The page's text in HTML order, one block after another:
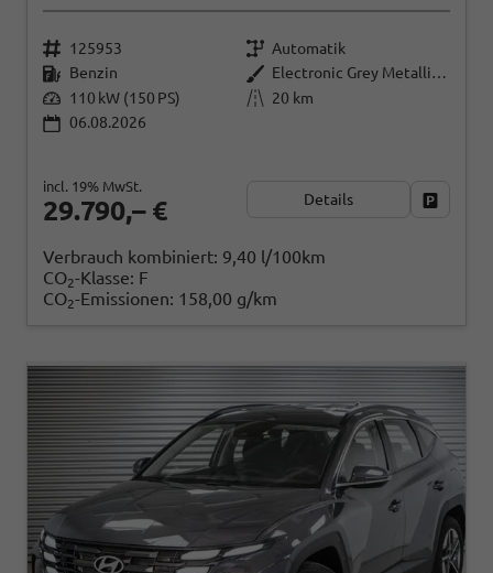
125953
Automatik
Benzin
Electronic Grey Metallic ()
110 kW (150 PS)
20 km
06.08.2026
29.790,– €
incl. 19% MwSt.
Details
Verbrauch kombiniert: 9,40 l/100km
CO2-Klasse: F
CO2-Emissionen: 158,00 g/km